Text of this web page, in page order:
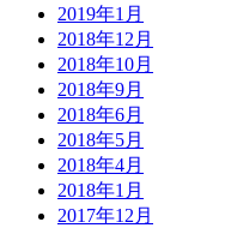
2019年1月
2018年12月
2018年10月
2018年9月
2018年6月
2018年5月
2018年4月
2018年1月
2017年12月